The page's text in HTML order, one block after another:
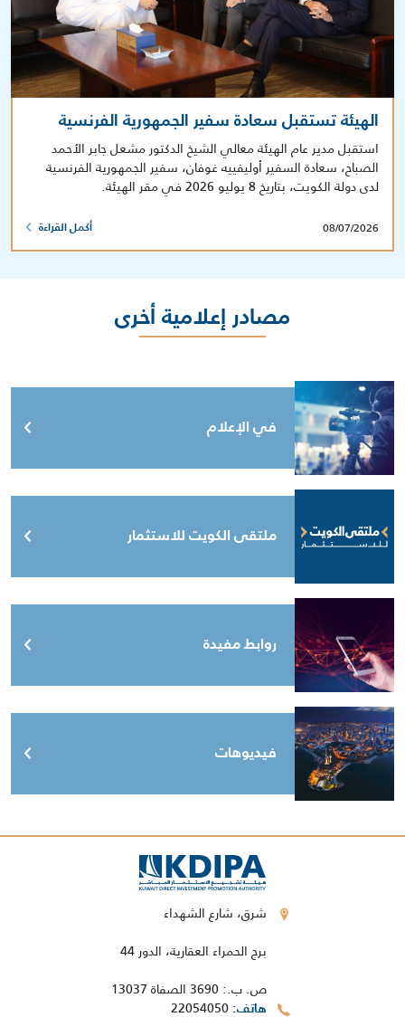
الهيئة تستقبل سعادة سفير الجمهورية الفرنسية
استقبل مدير عام الهيئة معالي الشيخ الدكتور مشعل جابر الأحمد
الصباح، سعادة السفير أوليفييه غوفان، سفير الجمهورية الفرنسية
لدى دولة الكويت، بتاريخ 8 يوليو 2026 في مقر الهيئة.
08/07/2026 أكمل القراءة
مصادر إعلامية أخرى
في الإعلام
ملتقى الكويت للاستثمار
روابط مفيدة
فيديوهات
شرق، شارع الشهداء
برج الحمراء العقارية، الدور 44
ص. ب.: 3690 الصفاة 13037
هاتف